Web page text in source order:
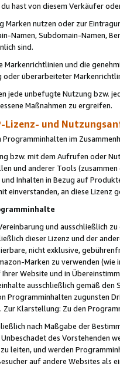
hast von diesem Verkäufer
Marken nutzen oder zur
Namen, Subdomain-Namen,
sind.
Markenrichtlinien und die
überarbeiteter
jede unbefugte Nutzung bzw.
Maßnahmen zu ergreifen.
Lizenz- und
im
bzw. mit dem Aufrufen oder
und anderer Tools (zusammen
Inhalten in Bezug auf
einverstanden, an diese Lizenz
und ausschließlich
dieser Lizenz und der
nicht exklusive,
Marken zu verwenden
Website und in
ausschließlich gemäß
Programminhalten zugunsten
Zur Klarstellung: Zu den
nach Maßgabe der
des Vorstehenden
leiten, und werden
auf andere Websites als